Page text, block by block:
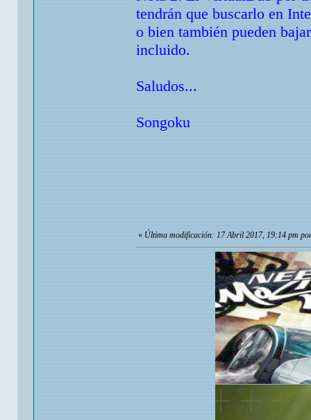
tendrán que buscarlo en
o bien también pueden
incluido.
Saludos...
Songoku
«Última modificación: 17 Abril 2017, 19:14 pm